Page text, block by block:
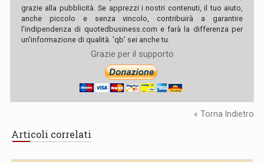
grazie alla pubblicità. Se apprezzi i nostri contenuti, il tuo aiuto,
anche piccolo e senza vincolo, contribuirà a garantire
l'indipendenza di quotedbusiness.com e farà la differenza per
un'informazione di qualità. 'qb' sei anche tu.
Grazie per il supporto
« Torna Indietro
Articoli correlati